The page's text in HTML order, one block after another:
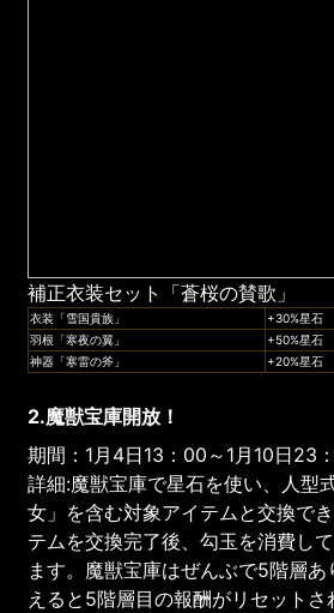
補正衣装セット「蒼桜の賛歌」
衣装「雪国貴族」
+30%星石
羽根「寒夜の翼」
+50%星石
神器「寒雷の斧」
+20%星石
2.魔獣宝庫開放！
期間：1月4日13：00～1月10日23
詳細:魔獣宝庫で星石を使い、人型
女」を含む対象アイテムと交換で
テムを交換完了後、勾玉を消費し
ます。魔獣宝庫はぜんぶで5階層
えると5階層目の報酬がリセットさ